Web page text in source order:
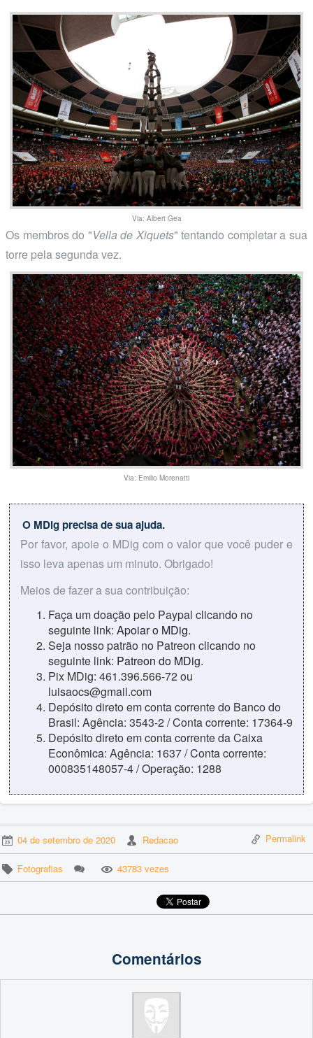
Via: Albert Gea
Os membros do "Vella de Xiquets" tentando completar a sua
torre pela segunda vez.
Via: Emilio Morenatti
O MDig precisa de sua ajuda.
Por favor, apoie o MDig com o valor que você puder e
isso leva apenas um minuto. Obrigado!
Meios de fazer a sua contribuição:
Faça um doação pelo Paypal clicando no
seguinte link: Apoiar o MDig.
Seja nosso patrão no Patreon clicando no
seguinte link: Patreon do MDig.
Pix MDig: 461.396.566-72 ou
luisaocs@gmail.com
Depósito direto em conta corrente do Banco do
Brasil: Agência: 3543-2 / Conta corrente: 17364-9
Depósito direto em conta corrente da Caixa
Econômica: Agência: 1637 / Conta corrente:
000835148057-4 / Operação: 1288
04 de setembro de 2020 Redacao Permalink
Fotografias 43783 vezes
Comentários